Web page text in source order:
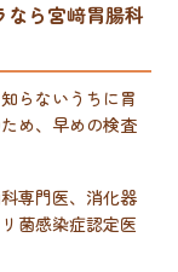
なら宮﨑胃腸科
らないうちに胃
め、早めの検査
専門医、消化器
菌感染症認定医